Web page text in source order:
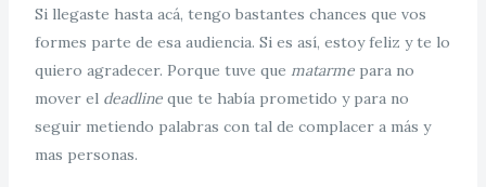
Si llegaste hasta acá, tengo bastantes chances que vos
formes parte de esa audiencia. Si es así, estoy feliz y te lo
quiero agradecer. Porque tuve que matarmepara no
mover el deadlineque te había prometido y para no
seguir metiendo palabras con tal de complacer a más y
mas personas.